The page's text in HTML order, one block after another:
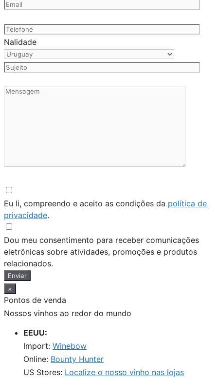
Nalidade
Eu li, compreendo e aceito as condições da política de
privacidade.
Dou meu consentimento para receber comunicações
eletrônicas sobre atividades, promoções e produtos
relacionados.
Enviar
×
Pontos de venda
Nossos vinhos ao redor do mundo
EEUU:
Import: Winebow
Online: Bounty Hunter
US Stores: Localize o nosso vinho nas lojas